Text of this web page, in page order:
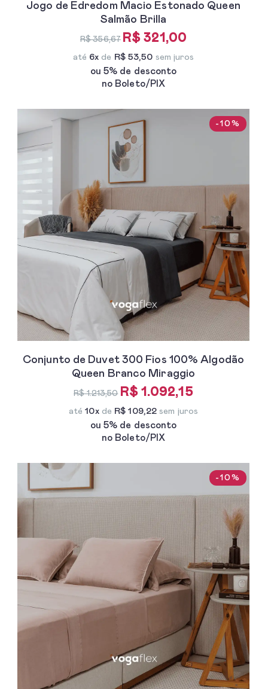
Jogo de Edredom Macio Estonado Queen
Salmão Brilla
R$ 356,67 R$ 321,00
até 6x de R$ 53,50 sem juros
ou 5% de desconto
no Boleto/PIX
-10%
Conjunto de Duvet 300 Fios 100% Algodão
Queen Branco Miraggio
R$ 1.213,50 R$ 1.092,15
até10xde R$ 109,22 sem juros
ou 5% de desconto
no Boleto/PIX
-10%